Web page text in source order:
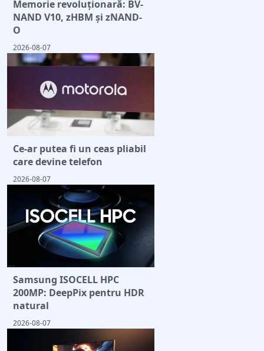
Memorie revoluționară: BV-
NAND V10, zHBM și zNAND-
O
2026-08-07
Ce-ar putea fi un ceas pliabil
care devine telefon
2026-08-07
Samsung ISOCELL HPC
200MP: DeepPix pentru HDR
natural
2026-08-07